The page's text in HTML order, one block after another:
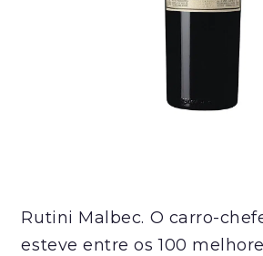
Rutini Malbec. O carro-
esteve entre os 100